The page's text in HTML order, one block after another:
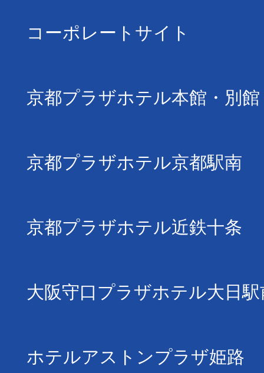
コーポレートサイト
京都プラザホテル本館・別館
京都プラザホテル京都駅南
京都プラザホテル近鉄十条
大阪守口プラザホテル大日駅
ホテルアストンプラザ姫路